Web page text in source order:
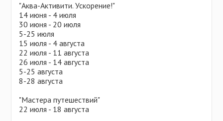
"Аква-Активити. Ускорение!"
14 июня - 4 июля
30 июня - 20 июля
5-25 июля
15 июля - 4 августа
22 июля - 11 августа
26 июля - 14 августа
5-25 августа
8-28 августа
"Мастера путешествий"
22 июля - 18 августа